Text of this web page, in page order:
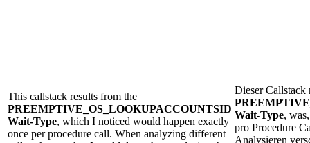
This callstack results from the
PREEMPTIVE_OS_LOOKUPACCOUNTSID
Wait-Type, which I noticed would happen exactly
once per procedure call. When analyzing different
Dieser Callstack
Wait-Type,
pro Procedure
Analysieren